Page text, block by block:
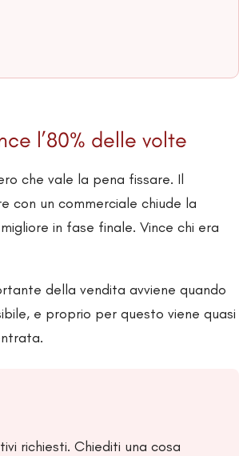
l’80% delle volte
che vale la pena fissare. Il
con un commerciale chiude la
in fase finale. Vince chi era
della vendita avviene quando
e proprio per questo viene quasi
richiesti. Chiediti una cosa